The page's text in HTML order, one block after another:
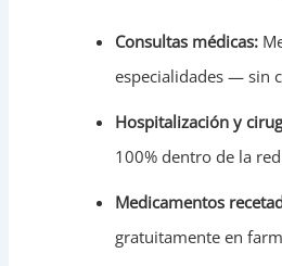
Consultas médicas:
especialidades — sin
Hospitalización y
100% dentro de la red
Medicamentos
gratuitamente en